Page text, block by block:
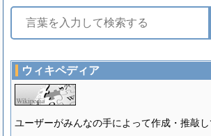
ウィキペディア
ユーザーがみんなの手によって作成・推敲